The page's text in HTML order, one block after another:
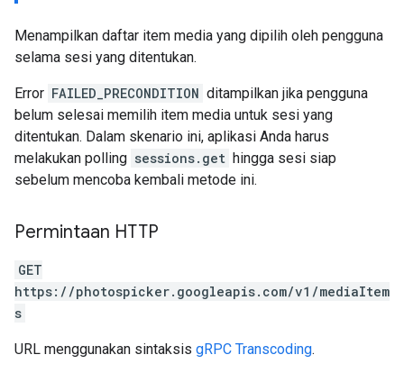
Menampilkan daftar item media yang dipilih oleh pengguna
selama sesi yang ditentukan.
Error FAILED_PRECONDITION ditampilkan jika pengguna
belum selesai memilih item media untuk sesi yang
ditentukan. Dalam skenario ini, aplikasi Anda harus
melakukan polling sessions.get hingga sesi siap
sebelum mencoba kembali metode ini.
Permintaan HTTP
GET
https://photospicker.googleapis.com/v1/mediaItem
s
URL menggunakan sintaksis gRPC Transcoding.